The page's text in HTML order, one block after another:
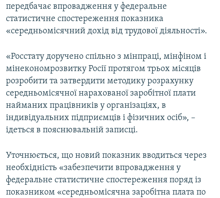
передбачає впровадження у федеральне
статистичне спостереження показника
«середньомісячний дохід від трудової діяльності».
«Росстату доручено спільно з мінпраці, мінфіном і
мінекономрозвитку Росії протягом трьох місяців
розробити та затвердити методику розрахунку
середньомісячної нарахованої заробітної плати
найманих працівників у організаціях, в
індивідуальних підприємців і фізичних осіб», –
ідеться в пояснювальній записці.
Уточнюється, що новий показник вводиться через
необхідність «забезпечити впровадження у
федеральне статистичне спостереження поряд із
показником «середньомісячна заробітна плата по